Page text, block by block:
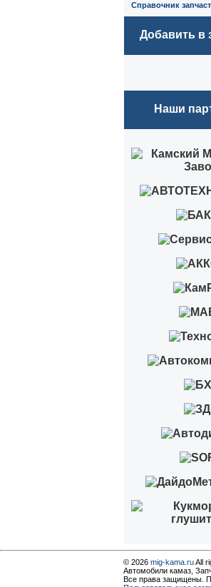
Справочник
Добавить в
Наши
© 2026 mig-kama.ruAll
Автомобили камаз,
Все права защищены.